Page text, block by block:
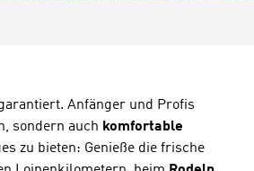
Anfänger und Profis
sondern auch komfortable
zu bieten: Genieße die frische